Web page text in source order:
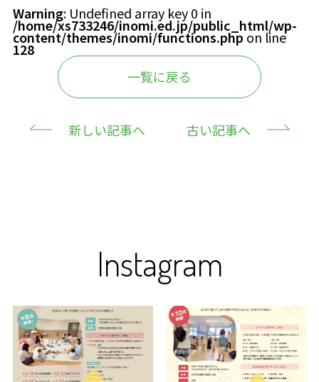
お問い合わせ
Warning: Undefined array key 0 in
/home/xs733246/inomi.ed.jp/public_html/wp-
content/themes/inomi/functions.phpon line
128
新しい記事へ
一覧に戻る
古い記事へ
Instagram